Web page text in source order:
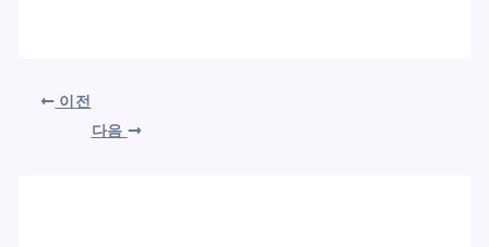
이전
다음